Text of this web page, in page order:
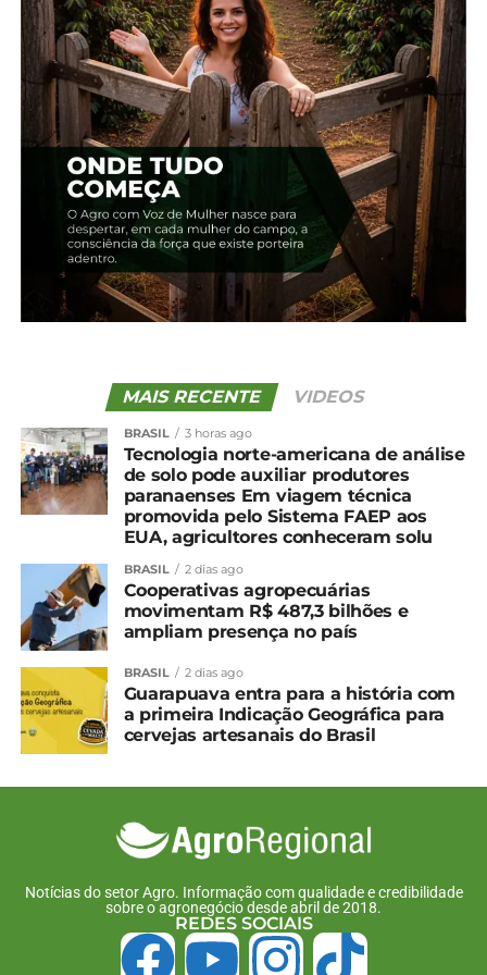
28 de agosto, 2025
Em "Paraná"
Em "Paraná"
Deral confirma queda de
15% na produção agrícola
paranaense
25 de janeiro, 2024
Em "Paraná"
TÓPICOS RELACIONADOS:
UP NEXT
Oferta reduzida impulsiona preços do feijão
no Paraná
Guarapuava e Irati
MAIS RECENTE VIDEOS
BRASIL 3 horas ago
Tecnologia norte-americana de análise
de solo pode auxiliar produtores
paranaenses Em viagem técnica
promovida pelo Sistema FAEP aos
EUA, agricultores conheceram solu
BRASIL 2 dias ago
Cooperativas agropecuárias
movimentam R$ 487,3 bilhões e
ampliam presença no país
BRASIL 2 dias ago
Guarapuava entra para a história com
a primeira Indicação Geográfica para
cervejas artesanais do Brasil
Notícias do setor Agro. Informação com qualidade e credibilidade
sobre o agronegócio desde abril de 2018.
REDES SOCIAIS